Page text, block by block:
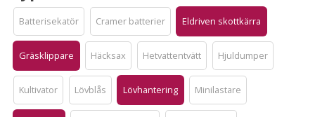
Batterisekatör Cramer batterier Eldriven skottkärra
Gräsklippare Häcksax Hetvattentvätt Hjuldumper
Kultivator Lövblås Lövhantering Minilastare